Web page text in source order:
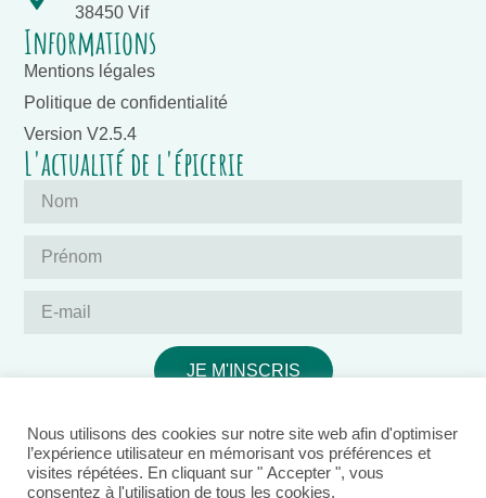
38450 Vif
Informations
Mentions légales
Politique de confidentialité
Version V2.5.4
L'actualité de l'épicerie
JE M'INSCRIS
Nous utilisons des cookies sur notre site web afin d'optimiser
l’expérience utilisateur en mémorisant vos préférences et
visites répétées. En cliquant sur " Accepter ", vous
consentez à l'utilisation de tous les cookies.